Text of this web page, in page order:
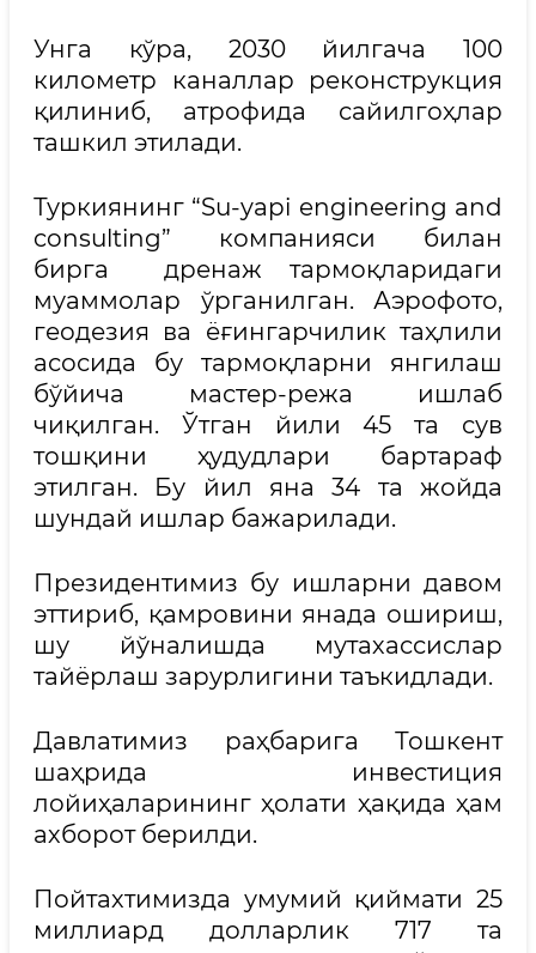
Унга кўра, 2030 йилгача 100
километр каналлар реконструкция
қилиниб, атрофида сайилгоҳлар
ташкил этилади.
Туркиянинг “Su-yapi engineering and
consulting” компанияси билан
бирга дренаж тармоқларидаги
муаммолар ўрганилган. Аэрофото,
геодезия ва ёғингарчилик таҳлили
асосида бу тармоқларни янгилаш
бўйича мастер-режа ишлаб
чиқилган. Ўтган йили 45 та сув
тошқини ҳудудлари бартараф
этилган. Бу йил яна 34 та жойда
шундай ишлар бажарилади.
Президентимиз бу ишларни давом
эттириб, қамровини янада ошириш,
шу йўналишда мутахассислар
тайёрлаш зарурлигини таъкидлади.
Давлатимиз раҳбарига Тошкент
шаҳрида инвестиция
лойиҳаларининг ҳолати ҳақида ҳам
ахборот берилди.
Пойтахтимизда умумий қиймати 25
миллиард долларлик 717 та